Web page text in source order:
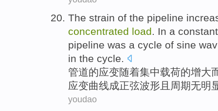
The strain of the pipeline
concentrated load. In a constant
pipeline was a cycle of sine
in the cycle.
管道的应变随着集中载荷的增大
应变曲线成正弦波形且 周期无明
youdao